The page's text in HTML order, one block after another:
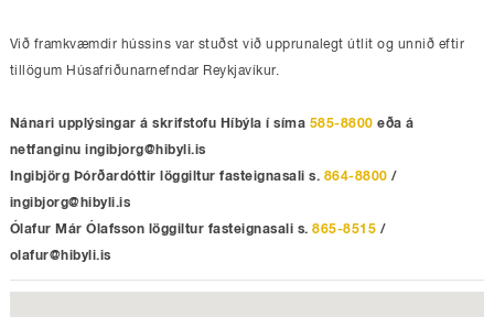
Við framkvæmdir hússins var stuðst við upprunalegt útlit og unnið eftir
tillögum Húsafriðunarnefndar Reykjavíkur.
Nánari upplýsingar á skrifstofu Híbýla í síma 585-8800 eða á
netfanginuingibjorg@hibyli.is
Ingibjörg Þórðardóttir löggiltur fasteignasali s. 864-8800 /
ingibjorg@hibyli.is
Ólafur Már Ólafsson löggiltur fasteignasali s.865-8515 /
olafur@hibyli.is